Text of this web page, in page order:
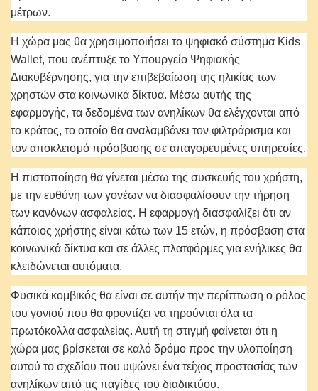
μέτρων.
Η χώρα μας θα χρησιμοποιήσει το ψηφιακό σύστημα Kids
Wallet, που ανέπτυξε το Υπουργείο Ψηφιακής
Διακυβέρνησης, για την επιβεβαίωση της ηλικίας των
χρηστών στα κοινωνικά δίκτυα. Μέσω αυτής της
εφαρμογής, τα δεδομένα των ανηλίκων θα ελέγχονται από
το κράτος, το οποίο θα αναλαμβάνει τον φιλτράρισμα και
τον αποκλεισμό πρόσβασης σε απαγορευμένες υπηρεσίες.
Η πιστοποίηση θα γίνεται μέσω της συσκευής του χρήστη,
με την ευθύνη των γονέων να διασφαλίσουν την τήρηση
των κανόνων ασφαλείας. Η εφαρμογή διασφαλίζει ότι αν
κάποιος χρήστης είναι κάτω των 15 ετών, η πρόσβαση στα
κοινωνικά δίκτυα και σε άλλες πλατφόρμες για ενήλικες θα
κλειδώνεται αυτόματα.
Φυσικά κομβικός θα είναι σε αυτήν την περίπτωση ο ρόλος
του γονιού που θα φροντίζει να τηρούνται όλα τα
πρωτόκολλα ασφαλείας. Αυτή τη στιγμή φαίνεται ότι η
χώρα μας βρίσκεται σε καλό δρόμο προς την υλοποίηση
αυτού το σχεδίου που υψώνει ένα τείχος προστασίας των
ανηλίκων από τις παγίδες του διαδικτύου.